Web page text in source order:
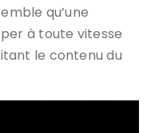
qu’une
à toute vitesse
le contenu du